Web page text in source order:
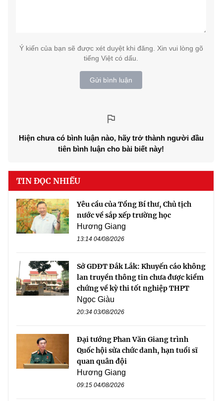
Ý kiến của bạn sẽ được xét duyệt khi đăng. Xin vui lòng gõ
tiếng Việt có dấu.
Gửi bình luận
Hiện chưa có bình luận nào, hãy trở thành người đầu
tiên bình luận cho bài biết này!
TIN ĐỌC NHIỀU
Yêu cầu của Tổng Bí thư, Chủ tịch
nước về sắp xếp trường học
Hương Giang
13:14 04/08/2026
Sở GDĐT Đắk Lắk: Khuyến cáo không
lan truyền thông tin chưa được kiểm
chứng về kỳ thi tốt nghiệp THPT
Ngọc Giàu
20:34 03/08/2026
Đại tướng Phan Văn Giang trình
Quốc hội sửa chức danh, hạn tuổi sĩ
quan quân đội
Hương Giang
09:15 04/08/2026